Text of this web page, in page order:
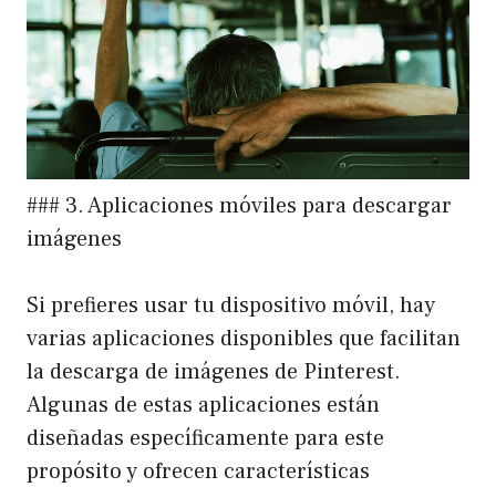
### 3. Aplicaciones móviles para descargar
imágenes
Si prefieres usar tu dispositivo móvil, hay
varias aplicaciones disponibles que facilitan
la descarga de imágenes de Pinterest.
Algunas de estas aplicaciones están
diseñadas específicamente para este
propósito y ofrecen características